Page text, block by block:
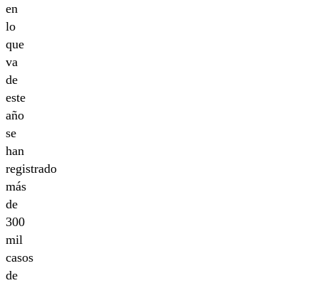
en
lo
que
va
de
este
año
se
han
registrado
más
de
300
mil
casos
de